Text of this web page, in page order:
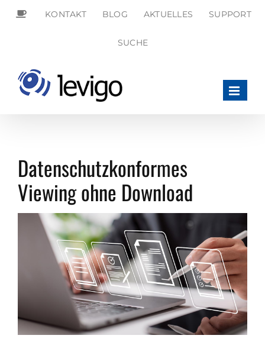
Zum
KONTAKT BLOG AKTUELLES SUPPORT
SUCHE
SEARCH
FOR:
Datenschutzkonformes
Viewing ohne Download
Zeige
grösseres